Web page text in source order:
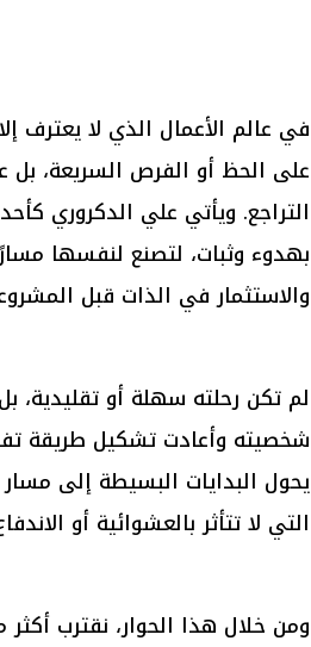
في عالم الأعمال الذي لا يعترف
على الحظ أو الفرص السريعة، بل
التراجع. ويأتي علي الدكروري
بهدوء وثبات، لتصنع لنفسها
والاستثمار في الذات قبل
لم تكن رحلته سهلة أو تقليدية،
شخصيته وأعادت تشكيل طريقة
يحول البدايات البسيطة إلى مسار
التي لا تتأثر بالعشوائية أو
ومن خلال هذا الحوار، نقترب